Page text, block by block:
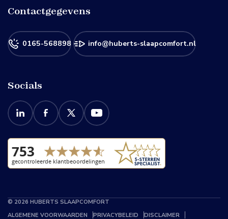
Contactgegevens
0165-568898 info@huberts-slaapcomfort.nl
Socials
© 2026 HUBERTS SLAAPCOMFORT
ALGEMENE VOORWAARDEN
PRIVACYBELEID
DISCLAIMER